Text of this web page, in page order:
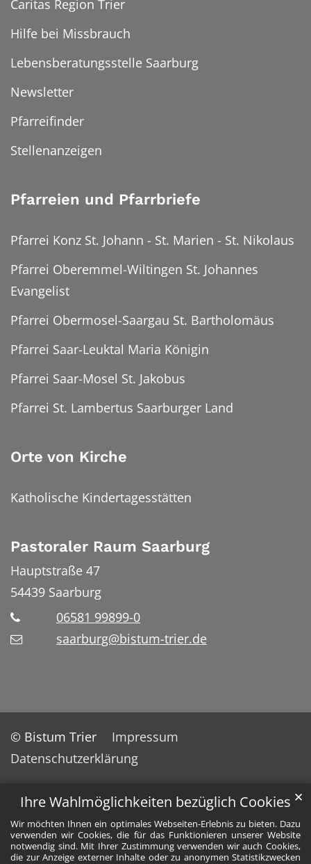
Ihre Wahlmöglichkeiten bezüglich Cookies
Wir möchten Ihnen ein optimales Webseiten-Erlebnis zu bieten. Dazu
verwenden wir Cookies, die für das Funktionieren unserer Website
notwendig sind. Mit Ihrer Zustimmung verwenden wir auch Cookies,
die zur Anzeige externer Inhalte oder zu anonymen Statistikzwecken
✕
Caritas Region Trier
Hilfe bei Missbrauch
Lebensberatungsstelle Saarburg
Newsletter
Pfarreifinder
Stellenanzeigen
Pfarreien und Pfarrbriefe
Pfarrei Konz St. Johann - St. Marien - St. Nikolaus
Pfarrei Oberemmel-Wiltingen St. Johannes
Evangelist
Pfarrei Obermosel-Saargau St. Bartholomäus
Pfarrei Saar-Leuktal Maria Königin
Pfarrei Saar-Mosel St. Jakobus
Pfarrei St. Lambertus Saarburger Land
Orte von Kirche
Katholische Kindertagesstätten
Pastoraler Raum Saarburg
Hauptstraße 47
54439 Saarburg
06581 99899-0
saarburg@bistum-trier.de
© Bistum Trier
Impressum
Datenschutzerklärung